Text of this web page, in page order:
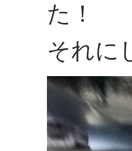
た！
それに